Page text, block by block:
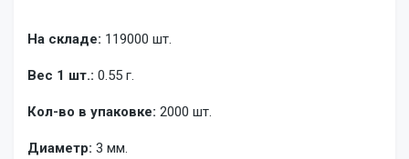
На складе: 119000 шт.
Вес 1 шт.: 0.55 г.
Кол-во в упаковке: 2000 шт.
Диаметр: 3 мм.